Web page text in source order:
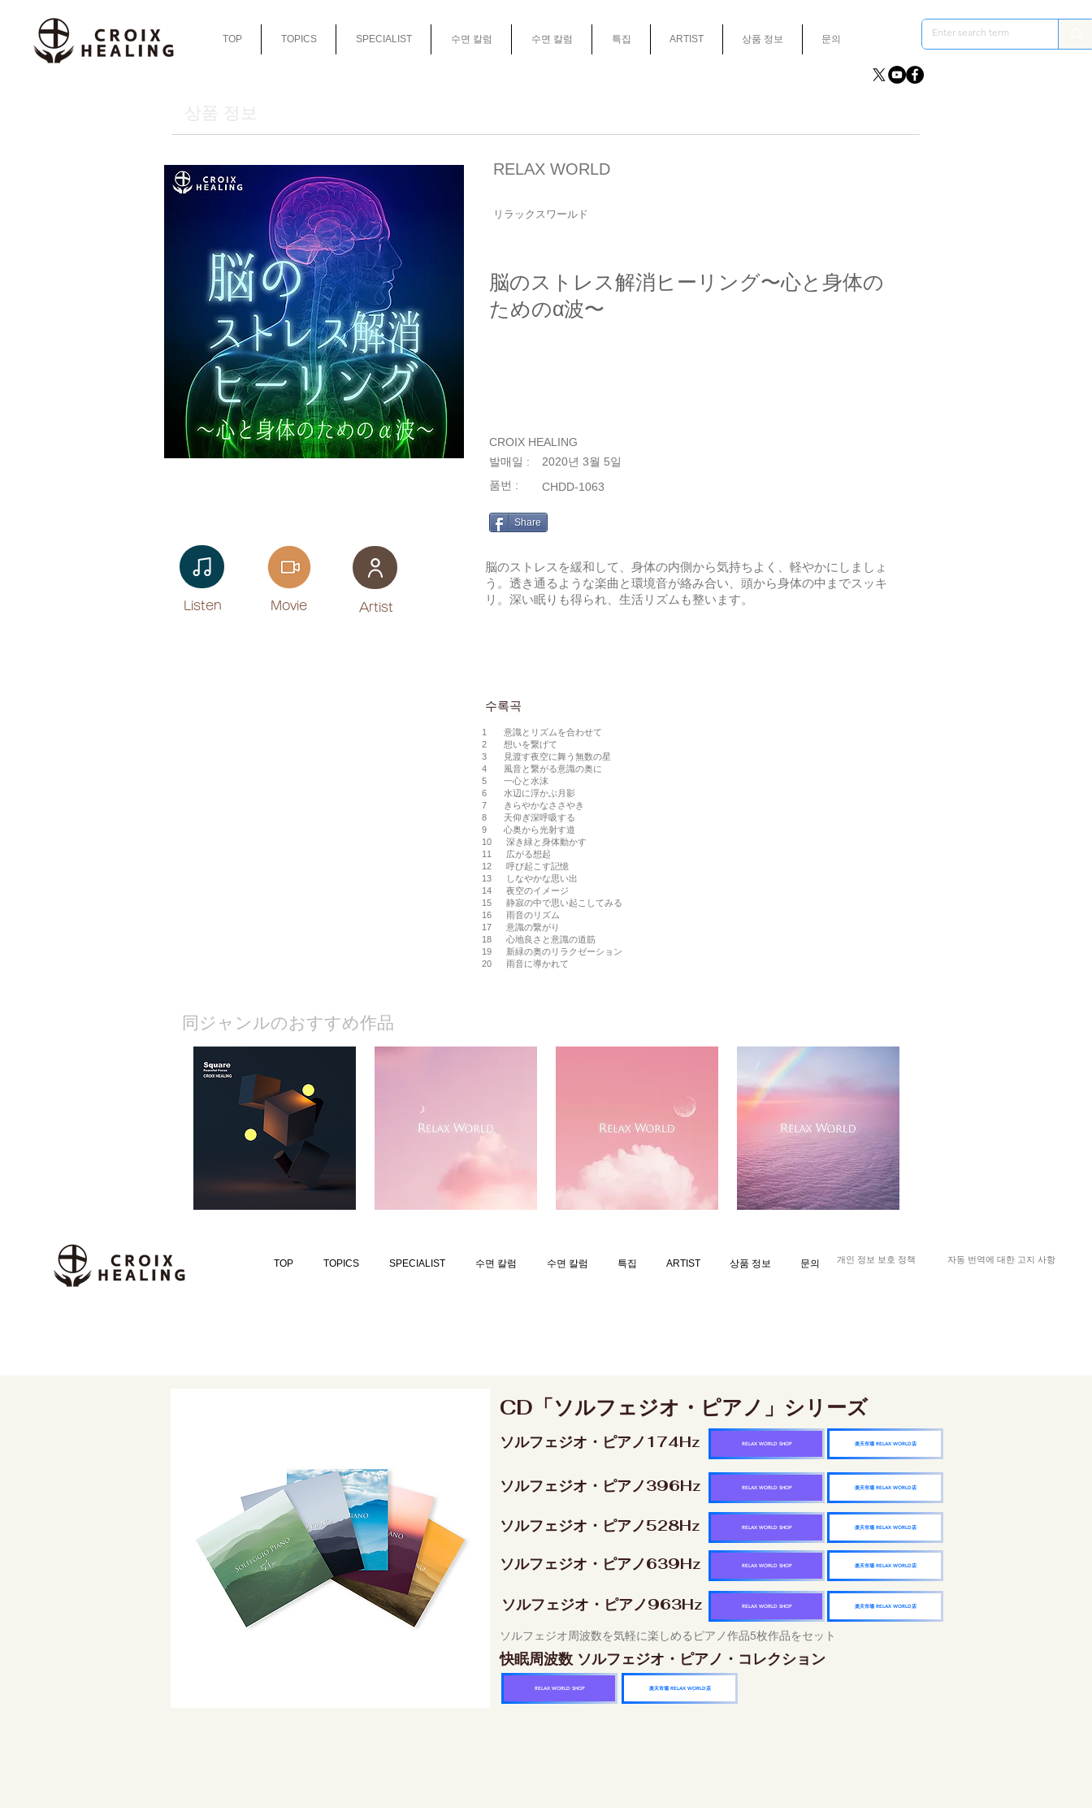
TOP TOPICS SPECIALIST 수면 칼럼 수면 칼럼 특집 ARTIST 상품 정보 문의
상품 정보
Listen​ Movie ​Artist
RELAX WORLD
リラックスワールド
脳のストレス解消ヒーリング〜心と身体の
ためのα波〜
CROIX HEALING
2020년 3월 5일
발매일 :
품번 :
CHDD-1063
Share
脳のストレスを緩和して、身体の内側から気持ちよく、軽やかにしましょ
う。透き通るような楽曲と環境音が絡み合い、頭から身体の中までスッキ
リ。深い眠りも得られ、生活リズムも整います。
수록곡
1 意識とリズムを合わせて
2 想いを繋げて
3 見渡す夜空に舞う無数の星
4 風音と繋がる意識の奥に
5 一心と水沫
6 水辺に浮かぶ月影
7 きらやかなささやき
8 天仰ぎ深呼吸する
9 心奥から光射す道
10 深き緑と身体動かす
11 広がる想起
12 呼び起こす記憶
13 しなやかな思い出
14 夜空のイメージ
15 静寂の中で思い起こしてみる
16 雨音のリズム
17 意識の繋がり
18 心地良さと意識の道筋
19 新緑の奥のリラクゼーション
20 雨音に導かれて
​同ジャンルのおすすめ作品
TOP TOPICS SPECIALIST 수면 칼럼 수면 칼럼 특집 ARTIST 상품 정보 문의 개인 정보 보호 정책 자동 번역에 대한 고지 사항
CD「ソルフェジオ・ピアノ」シリーズ
ソルフェジオ・ピアノ174Hz 楽天市場 RELAX WORLD店
RELAX WORLD SHOP
ソルフェジオ・ピアノ396Hz 楽天市場 RELAX WORLD店
RELAX WORLD SHOP
ソルフェジオ・ピアノ528Hz 楽天市場 RELAX WORLD店
RELAX WORLD SHOP
ソルフェジオ・ピアノ639Hz 楽天市場 RELAX WORLD店
RELAX WORLD SHOP
ソルフェジオ・ピアノ963Hz 楽天市場 RELAX WORLD店
RELAX WORLD SHOP
ソルフェジオ周波数を気軽に楽しめるピアノ作品5枚作品をセット
快眠周波数 ソルフェジオ・ピアノ・コレクション
RELAX WORLD SHOP 楽天市場 RELAX WORLD店